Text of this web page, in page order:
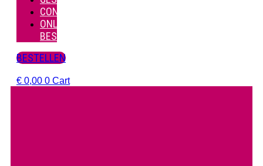
CONTACT
ONLINE
BESTELLEN
BESTELLEN
€ 0,00 0 Cart